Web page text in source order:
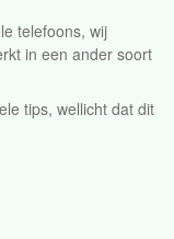
telefoons, wij
in een ander soort
tips, wellicht dat dit